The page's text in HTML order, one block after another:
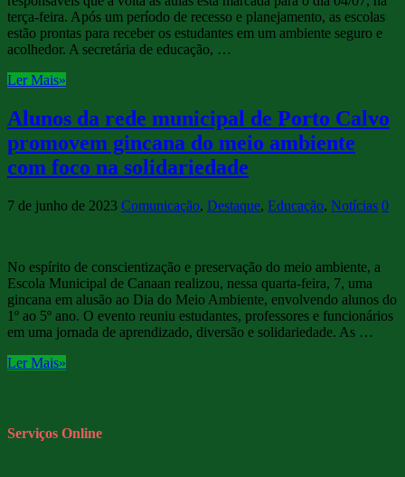
terça-feira. Após um período de recesso e planejamento, as escolas
estão prontas para receber os estudantes em um ambiente seguro e
acolhedor. A secretária de educação, …
Ler Mais»
Alunos da rede municipal de Porto Calvo
promovem gincana do meio ambiente
com foco na solidariedade
7 de junho de 2023 Comunicação, Destaque, Educação, Notícias 0
No espírito de conscientização e preservação do meio ambiente, a
Escola Municipal de Canaan realizou, nessa quarta-feira, 7, uma
gincana em alusão ao Dia do Meio Ambiente, envolvendo alunos do
1º ao 5º ano. O evento reuniu estudantes, professores e funcionários
em uma jornada de aprendizado, diversão e solidariedade. As …
Ler Mais»
Serviços Online